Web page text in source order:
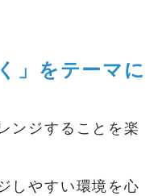
」をテーマに
ンジすることを楽
しやすい環境を心